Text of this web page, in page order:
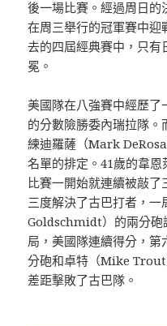
後一場比賽。經過周日
在周三舉行的冠軍賽中迎
去的四屆經典賽中，只有
冕。
美國隊在八強賽中經歷了
的分數險勝委內瑞拉隊
練迪羅薩（Mark
名單的排定。41歲的韋恩
比賽一開始就連續被敲
三度解決了古巴打者，
Goldschmidt）的兩分砲
局，美國隊連續得分，
分砲和卓特（Mike
差距擊敗了古巴隊。